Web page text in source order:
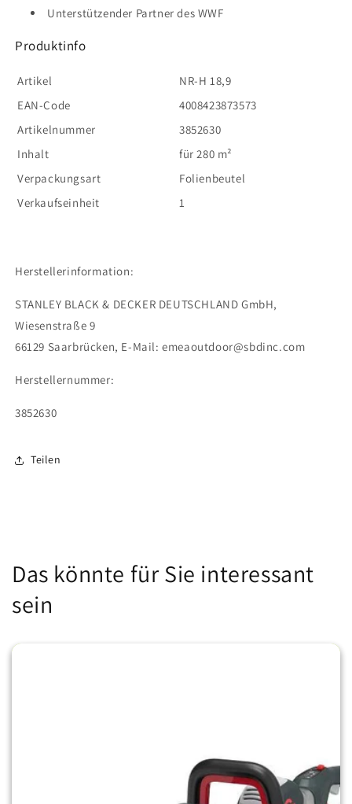
Unterstützender Partner des WWF
Produktinfo
Artikel
NR-H 18,9
EAN-Code
4008423873573
Artikelnummer
3852630
Inhalt
für 280 m²
Verpackungsart
Folienbeutel
Verkaufseinheit
1
Herstellerinformation:
STANLEY BLACK & DECKER DEUTSCHLAND GmbH,
Wiesenstraße 9
66129 Saarbrücken, E-Mail:emeaoutdoor@sbdinc.com
Herstellernummer:
3852630
Teilen
Das könnte für Sie interessant
sein